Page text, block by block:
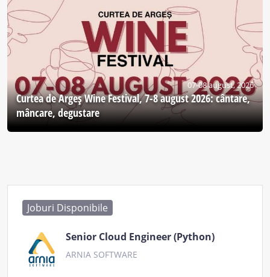
07-08 august, 2026
Curtea de Argeş Wine Festival, 7-8 august 2026: cântare,
mâncare, degustare
Joburi Disponibile
Senior Cloud Engineer (Python)
ARNIA SOFTWARE